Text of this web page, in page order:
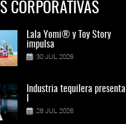
CORPORATIVAS
Lala Yomi® y Toy Story
impulsa
30 JUL 2026
Industria tequilera presenta
28 JUL 2026
Toyota GR Yaris Aero
Performan
21 JUL 2026
MG GO! y MG Cyber
21 JUL 2026